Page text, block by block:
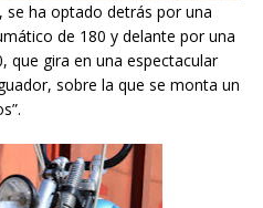
se ha optado detrás por una
de 180 y delante por una
que gira en una espectacular
sobre la que se monta un